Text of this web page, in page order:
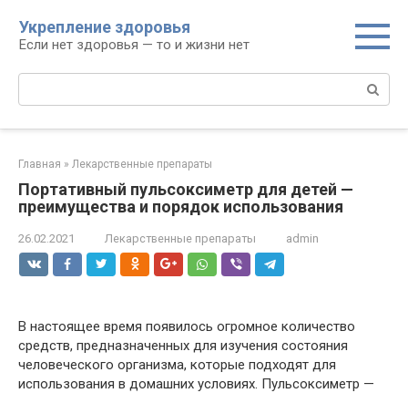
контенту
Укрепление здоровья
Если нет здоровья — то и жизни нет
Поиск:
Главная » Лекарственные препараты
Портативный пульсоксиметр для детей —
преимущества и порядок использования
26.02.2021 Лекарственные препараты admin
В настоящее время появилось огромное количество
средств, предназначенных для изучения состояния
человеческого организма, которые подходят для
использования в домашних условиях. Пульсоксиметр —